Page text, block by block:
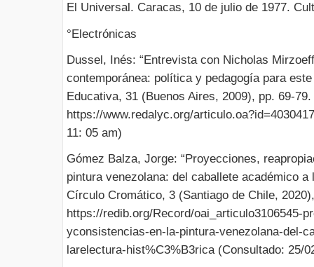
El Universal. Caracas, 10 de julio de 1977.
°Electrónicas
Dussel, Inés: “Entrevista con Nicholas
contemporánea: política y pedagogía para
Educativa, 31 (Buenos Aires, 2009), pp. 69-
https://www.redalyc.org/
11: 05 am)
Gómez Balza, Jorge: “Proyecciones,
pintura venezolana: del caballete académico
Círculo Cromático, 3 (Santiago de Chile,
https://redib.org/Record/oai_articulo3106545-
yconsistencias-en-la-pintura-venezolana-del-
larelectura-hist%C3%B3rica (Consultado: 25/